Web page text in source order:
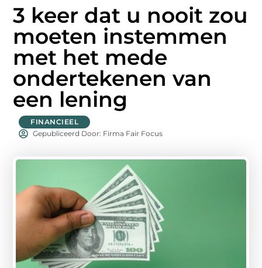
3 keer dat u nooit zou
moeten instemmen
met het mede
ondertekenen van
een lening
FINANCIEEL
Gepubliceerd Door: Firma Fair Focus